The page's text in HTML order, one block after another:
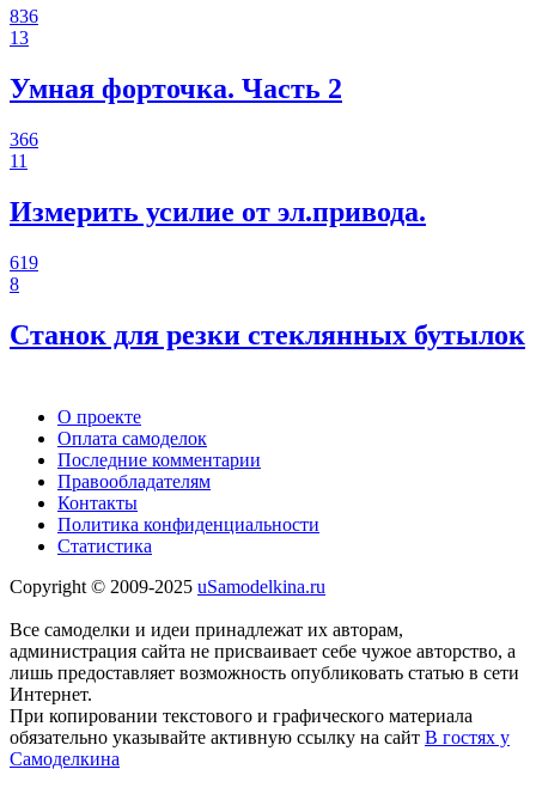
836
13
Умная форточка. Часть 2
366
11
Измерить усилие от эл.привода.
619
8
Станок для резки стеклянных бутылок
О проекте
Оплата самоделок
Последние комментарии
Правообладателям
Контакты
Политика конфиденциальности
Статистика
Copyright © 2009-2025 uSamodelkina.ru
Все самоделки и идеи принадлежат их авторам,
администрация сайта не присваивает себе чужое авторство, а
лишь предоставляет возможность опубликовать статью в сети
Интернет.
При копировании текстового и графического материала
обязательно указывайте активную ссылку на сайт В гостях у
Самоделкина